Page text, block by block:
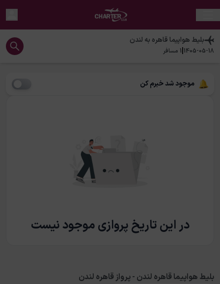
بلیط هواپیماقاهره به لندن
1405-05-18
|
1 مسافر
موجود شد خبرم کن
در این تاریخ پروازی موجود نیست
بلیط هواپیما قاهره لندن - پرواز قاهره لندن